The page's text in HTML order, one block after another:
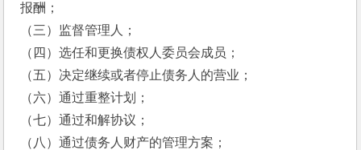
报酬；
（三）监督管理人；
（四）选任和更换债权人委员会成员；
（五）决定继续或者停止债务人的营业；
（六）通过重整计划；
（七）通过和解协议；
（八）通过债务人财产的管理方案；